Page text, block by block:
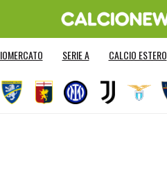
SERIE A CALCIO ESTERO